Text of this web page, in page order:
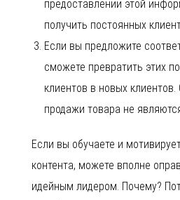
предоставлении этой
получить постоянных
Если вы предложите
сможете превратить этих
клиентов в новых
продажи товара не
Если вы обучаете и
контента, можете вполне
идейным лидером. Почему?